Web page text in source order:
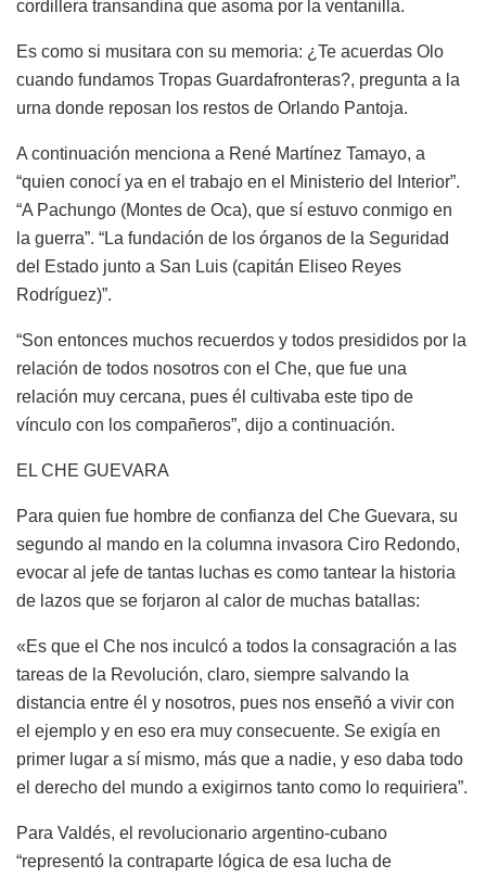
cordillera transandina que asoma por la ventanilla.
Es como si musitara con su memoria: ¿Te acuerdas Olo
cuando fundamos Tropas Guardafronteras?, pregunta a la
urna donde reposan los restos de Orlando Pantoja.
A continuación menciona a René Martínez Tamayo, a
“quien conocí ya en el trabajo en el Ministerio del Interior”.
“A Pachungo (Montes de Oca), que sí estuvo conmigo en
la guerra”. “La fundación de los órganos de la Seguridad
del Estado junto a San Luis (capitán Eliseo Reyes
Rodríguez)”.
“Son entonces muchos recuerdos y todos presididos por la
relación de todos nosotros con el Che, que fue una
relación muy cercana, pues él cultivaba este tipo de
vínculo con los compañeros”, dijo a continuación.
EL CHE GUEVARA
Para quien fue hombre de confianza del Che Guevara, su
segundo al mando en la columna invasora Ciro Redondo,
evocar al jefe de tantas luchas es como tantear la historia
de lazos que se forjaron al calor de muchas batallas:
«Es que el Che nos inculcó a todos la consagración a las
tareas de la Revolución, claro, siempre salvando la
distancia entre él y nosotros, pues nos enseñó a vivir con
el ejemplo y en eso era muy consecuente. Se exigía en
primer lugar a sí mismo, más que a nadie, y eso daba todo
el derecho del mundo a exigirnos tanto como lo requiriera”.
Para Valdés, el revolucionario argentino-cubano
“representó la contraparte lógica de esa lucha de